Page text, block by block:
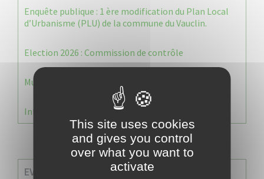
Enquête publique : 1 ère modification du Plan Local
d’Urbanisme (PLU) de la commune du Vauclin.
Election 2026 : Commission de contrôle
Municipale 2026 : Transfert du Bureau de Vote n°2
Information Élections – Carte Électorale
EVENEMENTS A VENIR
This site uses cookies
and gives you control
over what you want to
activate